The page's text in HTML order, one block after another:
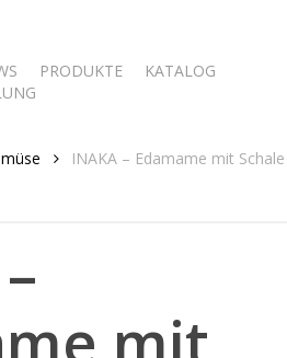
PRODUKTE
KATALOG
INAKA – Edamame mit Schale
mit